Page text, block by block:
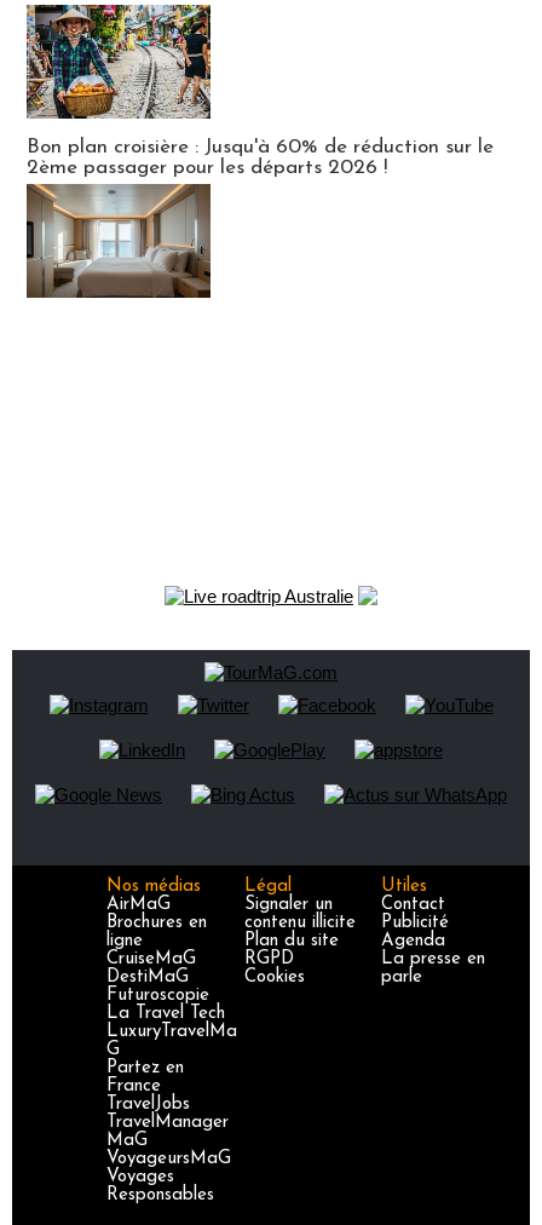
Bon plan croisière : Jusqu'à 60% de réduction sur le
2ème passager pour les départs 2026 !
Nos médias
AirMaG
Brochures en
ligne
CruiseMaG
DestiMaG
Futuroscopie
La Travel Tech
LuxuryTravelMa
G
Partez en
France
TravelJobs
TravelManager
MaG
VoyageursMaG
Voyages
Responsables
Légal
Signaler un
contenu illicite
Plan du site
RGPD
Cookies
Utiles
Contact
Publicité
Agenda
La presse en
parle